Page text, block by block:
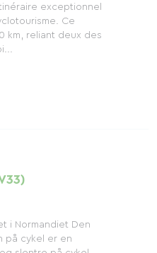
exceptionnel
Ce
km, reliant deux des
i Normandiet Den
på cykel er en